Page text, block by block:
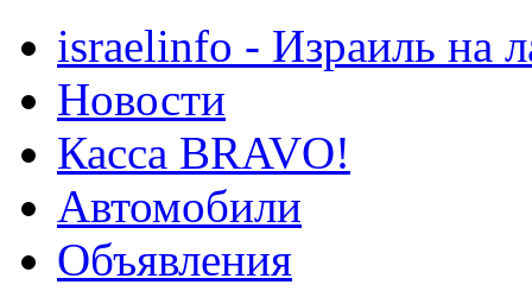
israelinfo - Израиль на
Новости
Касса BRAVO!
Автомобили
Объявления